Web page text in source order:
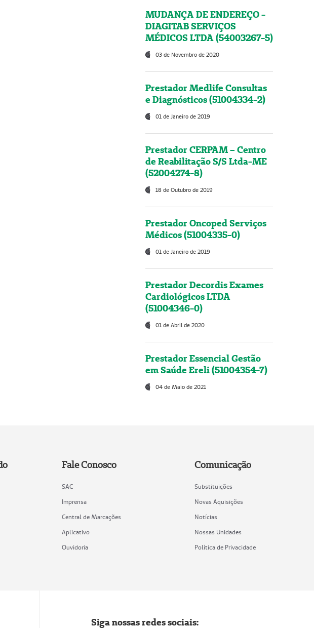
MUDANÇA DE ENDEREÇO -
DIAGITAB SERVIÇOS
MÉDICOS LTDA (54003267-5)
03 de Novembro de 2020
Prestador Medlife Consultas
e Diagnósticos (51004334-2)
01 de Janeiro de 2019
Prestador CERPAM – Centro
de Reabilitação S/S Ltda-ME
(52004274-8)
18 de Outubro de 2019
Prestador Oncoped Serviços
Médicos (51004335-0)
01 de Janeiro de 2019
Prestador Decordis Exames
Cardiológicos LTDA
(51004346-0)
01 de Abril de 2020
Prestador Essencial Gestão
em Saúde Ereli (51004354-7)
04 de Maio de 2021
Fale Conosco
SAC
Imprensa
Central de Marcações
Aplicativo
Ouvidoria
Comunicação
Substituições
Novas Aquisições
Notícias
Nossas Unidades
Política de Privacidade
Siga nossas redes sociais: